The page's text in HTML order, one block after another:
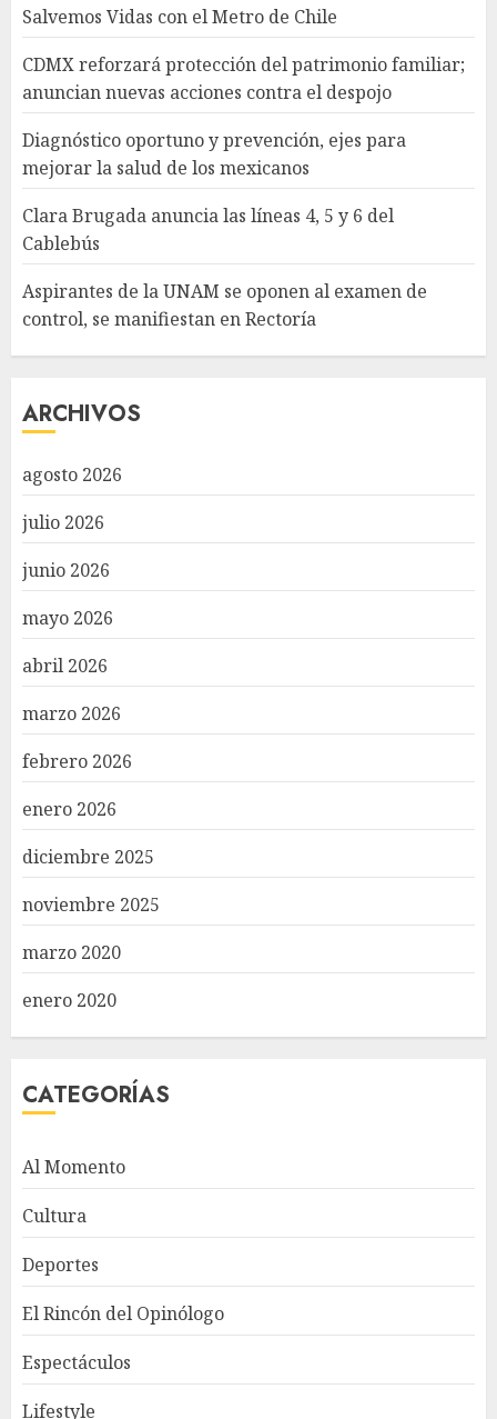
Salvemos Vidas con el Metro de Chile
CDMX reforzará protección del patrimonio familiar;
anuncian nuevas acciones contra el despojo
Diagnóstico oportuno y prevención, ejes para
mejorar la salud de los mexicanos
Clara Brugada anuncia las líneas 4, 5 y 6 del
Cablebús
Aspirantes de la UNAM se oponen al examen de
control, se manifiestan en Rectoría
ARCHIVOS
agosto 2026
julio 2026
junio 2026
mayo 2026
abril 2026
marzo 2026
febrero 2026
enero 2026
diciembre 2025
noviembre 2025
marzo 2020
enero 2020
CATEGORÍAS
Al Momento
Cultura
Deportes
El Rincón del Opinólogo
Espectáculos
Lifestyle